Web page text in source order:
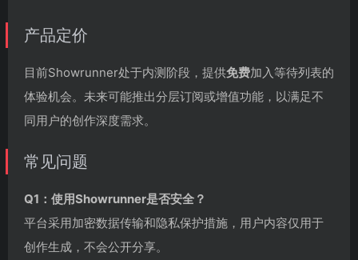
产品定价
目前Showrunner处于内测阶段，提供免费加入等待列表的
体验机会。未来可能推出分层订阅或增值功能，以满足不
同用户的创作深度需求。
常见问题
Q1：使用Showrunner是否安全？
平台采用加密数据传输和隐私保护措施，用户内容仅用于
创作生成，不会公开分享。